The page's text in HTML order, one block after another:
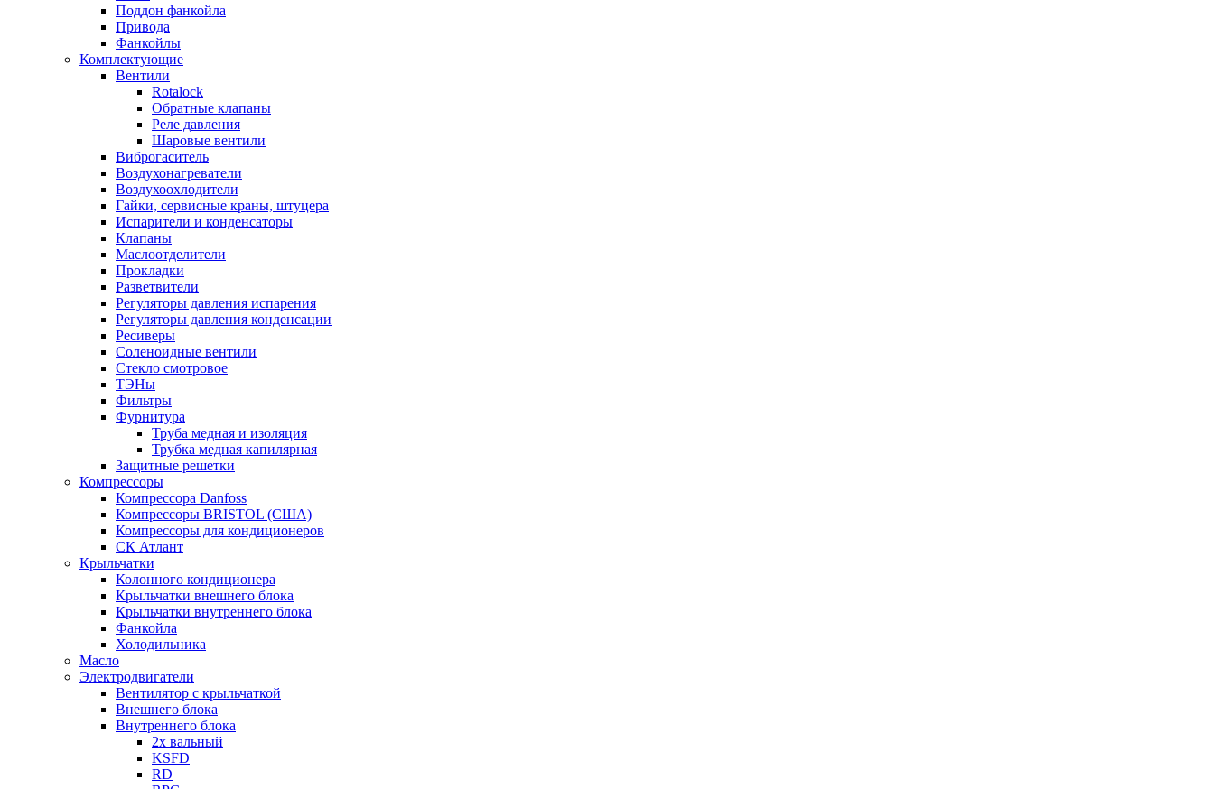
Поддон фанкойла
Привода
Фанкойлы
Комплектующие
Вентили
Rotalock
Обратные клапаны
Реле давления
Шаровые вентили
Виброгаситель
Воздухонагреватели
Воздухоохлодители
Гайки, сервисные краны, штуцера
Испарители и конденсаторы
Клапаны
Маслоотделители
Прокладки
Разветвители
Регуляторы давления испарения
Регуляторы давления конденсации
Ресиверы
Соленоидные вентили
Стекло смотровое
ТЭНы
Фильтры
Фурнитура
Труба медная и изоляция
Трубка медная капилярная
Защитные решетки
Компрессоры
Компрессора Danfoss
Компрессоры BRISTOL (США)
Компрессоры для кондиционеров
СК Атлант
Крыльчатки
Колонного кондиционера
Крыльчатки внешнего блока
Крыльчатки внутреннего блока
Фанкойла
Холодильника
Масло
Электродвигатели
Вентилятор с крыльчаткой
Внешнего блока
Внутреннего блока
2х вальный
KSFD
RD